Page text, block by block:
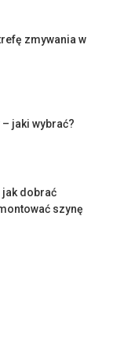
zmywania w
jaki wybrać?
jak dobrać
szynę